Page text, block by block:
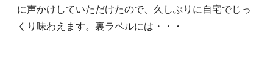
に声かけしていただけたので、久しぶりに自宅でじっ
くり味わえます。裏ラベルには・・・